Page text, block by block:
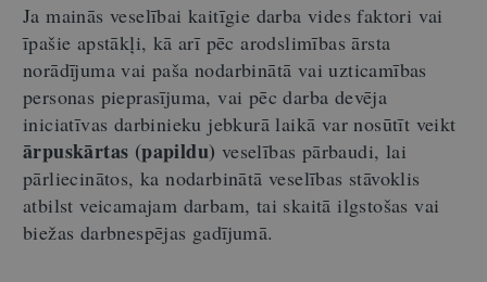
Ja mainās veselībai kaitīgie darba vides faktori vai
īpašie apstākļi, kā arī pēc arodslimības ārsta
norādījuma vai paša nodarbinātā vai uzticamības
personas pieprasījuma, vai pēc darba devēja
iniciatīvas darbinieku jebkurā laikā var nosūtīt veikt
ārpuskārtas (papildu) veselības pārbaudi, lai
pārliecinātos, ka nodarbinātā veselības stāvoklis
atbilst veicamajam darbam, tai skaitā ilgstošas vai
biežas darbnespējas gadījumā.